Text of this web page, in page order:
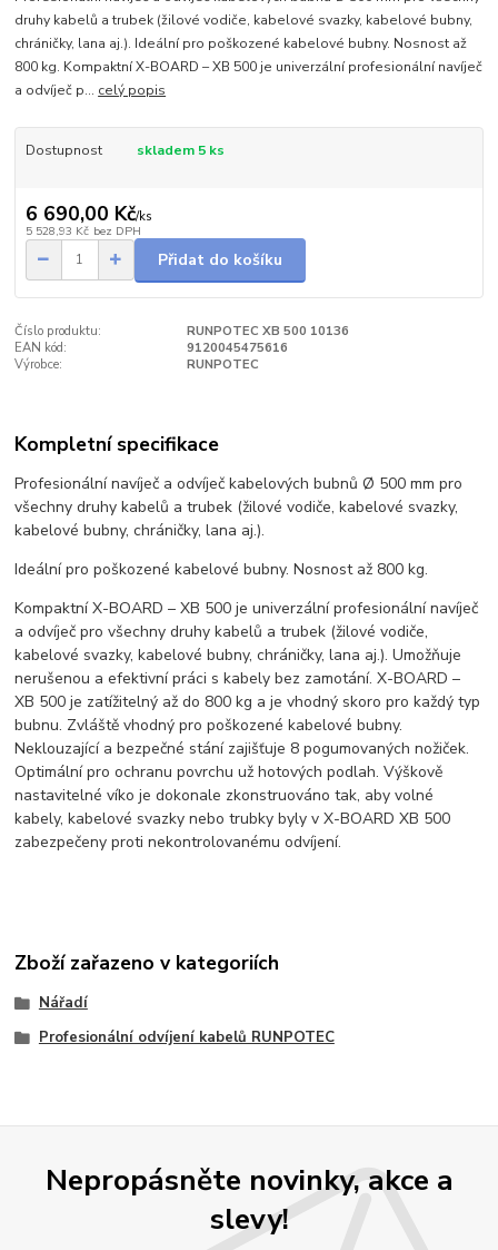
druhy kabelů a trubek (žilové vodiče, kabelové svazky, kabelové bubny,
chráničky, lana aj.). Ideální pro poškozené kabelové bubny. Nosnost až
800 kg. Kompaktní X-BOARD – XB 500 je univerzální profesionální navíječ
a odvíječ p... celý popis
Dostupnost skladem 5 ks
6 690,00 Kč/ks
5 528,93 Kč bez DPH
Přidat do košíku
Číslo produktu:
RUNPOTEC XB 500 10136
EAN kód:
9120045475616
Výrobce:
RUNPOTEC
Kompletní specifikace
Profesionální navíječ a odvíječ kabelových bubnů Ø 500 mm pro
všechny druhy kabelů a trubek (žilové vodiče, kabelové svazky,
kabelové bubny, chráničky, lana aj.).
Ideální pro poškozené kabelové bubny. Nosnost až 800 kg.
Kompaktní X-BOARD – XB 500 je univerzální profesionální navíječ
a odvíječ pro všechny druhy kabelů a trubek (žilové vodiče,
kabelové svazky, kabelové bubny, chráničky, lana aj.). Umožňuje
nerušenou a efektivní práci s kabely bez zamotání. X-BOARD –
XB 500 je zatížitelný až do 800 kg a je vhodný skoro pro každý typ
bubnu. Zvláště vhodný pro poškozené kabelové bubny.
Neklouzající a bezpečné stání zajišťuje 8 pogumovaných nožiček.
Optimální pro ochranu povrchu už hotových podlah. Výškově
nastavitelné víko je dokonale zkonstruováno tak, aby volné
kabely, kabelové svazky nebo trubky byly v X-BOARD XB 500
zabezpečeny proti nekontrolovanému odvíjení.
Zboží zařazeno v kategoriích
Nářadí
Profesionální odvíjení kabelů RUNPOTEC
Nepropásněte novinky, akce a
slevy!